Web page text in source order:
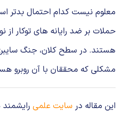
معلوم نیست كدام احتمال بدتر
حملات بر ضد رایانه های توكار
هستند. در سطح كلان، جنگ
مشكلی كه محققان با آن روبرو
این مقاله در سایت علمی